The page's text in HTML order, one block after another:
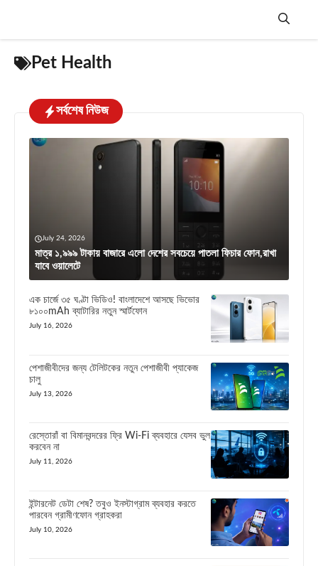
Menu
Pet Health
সর্বশেষ নিউজ
July 24, 2026
মাত্র ১,৯৯৯ টাকায় বাজারে এলো দেশের সবচেয়ে পাতলা ফিচার ফোন,রাখা
যাবে ওয়ালেটে
এক চার্জে ৩৫ ঘণ্টা ভিডিও! বাংলাদেশে আসছে ভিভোর
৮১০০mAh ব্যাটারির নতুন স্মার্টফোন
July 16, 2026
পেশাজীবীদের জন্য টেলিটকের নতুন পেশাজীবী প্যাকেজ
চালু
July 13, 2026
রেস্তোরাঁ বা বিমানবন্দরের ফ্রি Wi-Fi ব্যবহারে যেসব ভুল
করবেন না
July 11, 2026
ইন্টারনেট ডেটা শেষ? তবুও ইনস্টাগ্রাম ব্যবহার করতে
পারবেন গ্রামীণফোন গ্রাহকরা
July 10, 2026